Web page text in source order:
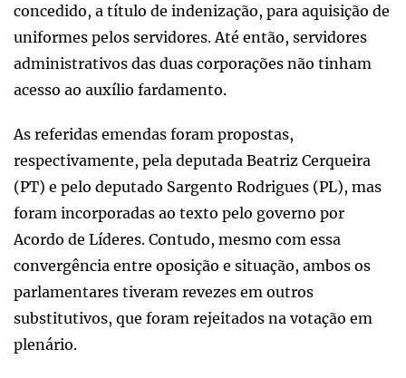
concedido, a título de indenização, para aquisição de
uniformes pelos servidores. Até então, servidores
administrativos das duas corporações não tinham
acesso ao auxílio fardamento.
As referidas emendas foram propostas,
respectivamente, pela deputada Beatriz Cerqueira
(PT) e pelo deputado Sargento Rodrigues (PL), mas
foram incorporadas ao texto pelo governo por
Acordo de Líderes. Contudo, mesmo com essa
convergência entre oposição e situação, ambos os
parlamentares tiveram revezes em outros
substitutivos, que foram rejeitados na votação em
plenário.